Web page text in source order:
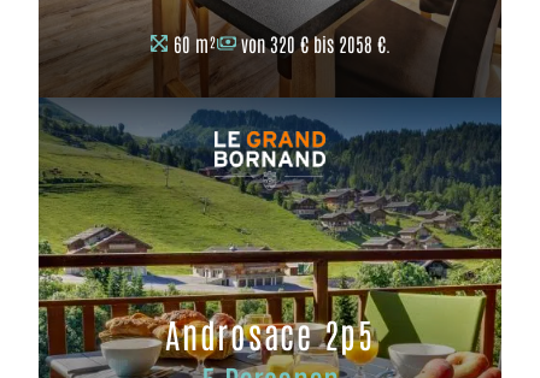
60 m² von 320 € bis 2058 €.
Androsace 2p5